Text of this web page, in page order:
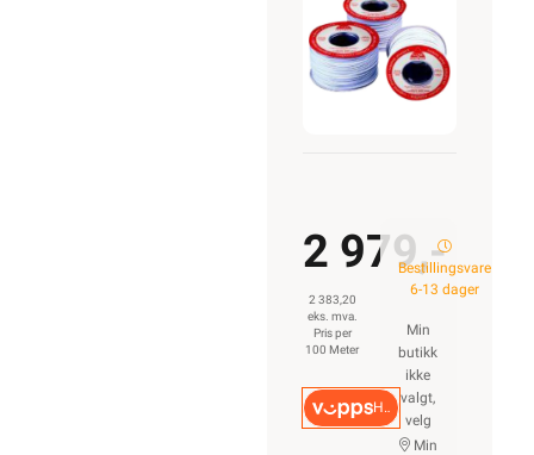
2 979,-
2 383,20
eks. mva.
Pris per
100 Meter
Hurtigkasse
Bestillingsvare
6-13 dager
Min
butikk
ikke
valgt,
velg
Min